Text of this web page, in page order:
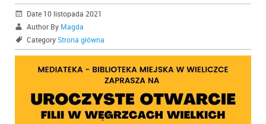
Date 10 listopada 2021
Author By Magda
CategoryStrona główna